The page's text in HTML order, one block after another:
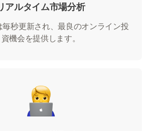
アルタイム市場分析
毎秒更新され、最良のオンライン投
資機会を提供します。